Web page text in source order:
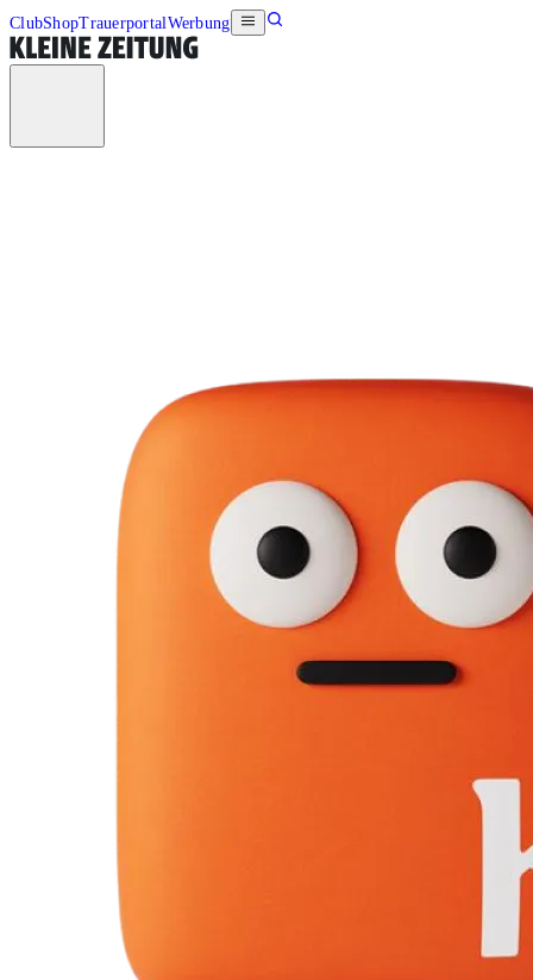
ClubShopTrauerportalWerbung